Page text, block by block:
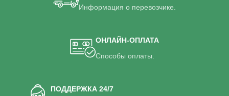
Информация о перевозчике.
ОНЛАЙН-ОПЛАТА
Способы оплаты.
ПОДДЕРЖКА 24/7